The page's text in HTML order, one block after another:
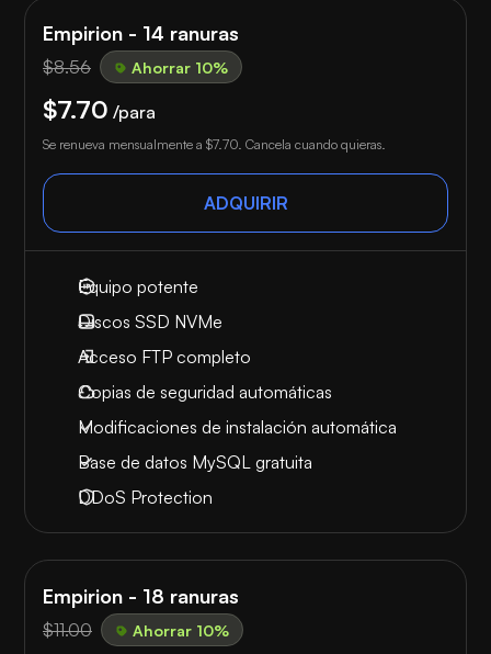
Empirion - 14 ranuras
$8.56 Ahorrar 10%
$7.70 /para
Se renueva mensualmente a $7.70 . Cancela cuando quieras.
ADQUIRIR
Equipo potente
Discos SSD NVMe
Acceso FTP completo
Copias de seguridad automáticas
Modificaciones de instalación automática
Base de datos MySQL gratuita
DDoS Protection
Empirion - 18 ranuras
$11.00 Ahorrar 10%